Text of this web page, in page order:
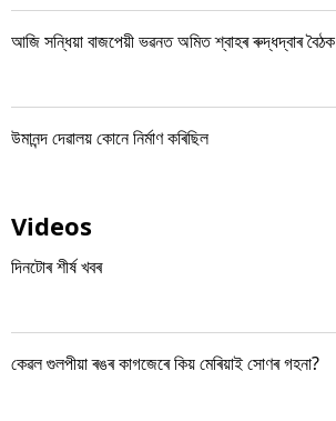
আজি সন্ধিয়া বাজপেয়ী ভৱনত অমিত শ্বাহৰ ৰুদ্ধদ্বাৰ বৈঠক
উমানন্দ দেৱালয় কোনে নিৰ্মাণ কৰিছিল
Videos
দিনটোৰ শীৰ্ষ খবৰ
কেৱল গুলপীয়া ৰঙৰ কাগজেৰে কিয় মেৰিয়াই সোণৰ গহনা?